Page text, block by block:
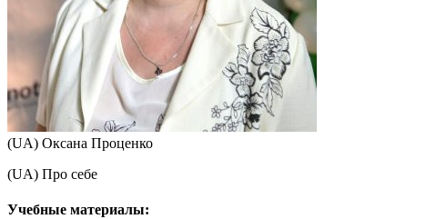
(UA) Оксана Проценко
(UA) Про себе
Учебные материалы: